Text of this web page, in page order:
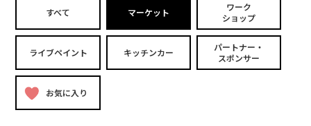
すべて マーケット
ワーク
ショップ
ライブペイント キッチンカー
パートナー・
スポンサー
お気に入り